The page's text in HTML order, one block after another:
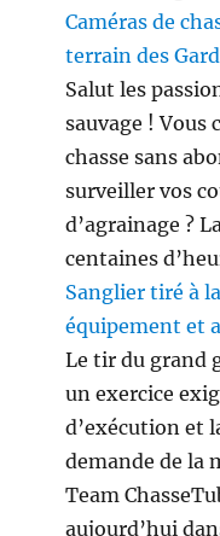
Caméras de
terrain des
Salut les
sauvage ! Vous
chasse sans
surveiller vos
d’agrainage ?
centaines
Sanglier tiré à
équipement et
Le tir du grand
un exercice
d’exécution et
demande de la
Team
aujourd’hui